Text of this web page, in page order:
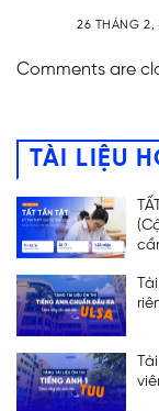
26 THÁNG 2,
Comments are
TÀI LIỆU